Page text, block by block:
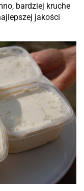
bardziej kruche
jakości